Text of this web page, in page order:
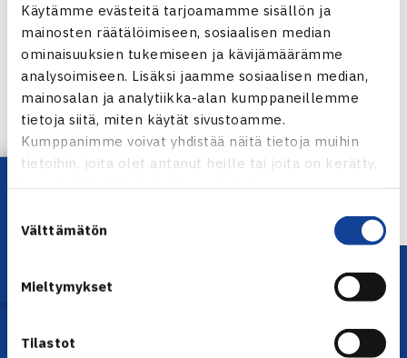
Käytämme evästeitä tarjoamamme sisällön ja
mainosten räätälöimiseen, sosiaalisen median
ominaisuuksien tukemiseen ja kävijämäärämme
analysoimiseen. Lisäksi jaamme sosiaalisen median,
mainosalan ja analytiikka-alan kumppaneillemme
tietoja siitä, miten käytät sivustoamme.
Kumppanimme voivat yhdistää näitä tietoja muihin
tietoihin, joita olet antanut heille tai joita on kerätty,
kun olet käyttänyt heidän palvelujaan.
valinta
Välttämätön
Mieltymykset
Tilastot
Jaa:
← Edellinen
Lataa OmaTennis!